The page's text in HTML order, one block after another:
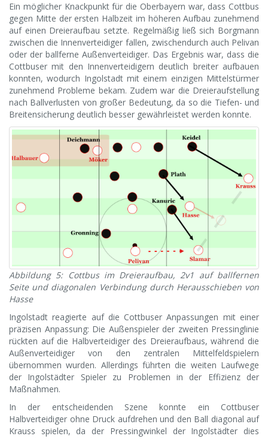
Ein möglicher Knackpunkt für die Oberbayern war, dass Cottbus
gegen Mitte der ersten Halbzeit im höheren Aufbau zunehmend
auf einen Dreieraufbau setzte. Regelmäßig ließ sich Borgmann
zwischen die Innenverteidiger fallen, zwischendurch auch Pelivan
oder der ballferne Außenverteidiger. Das Ergebnis war, dass die
Cottbuser mit den Innenverteidigern deutlich breiter aufbauen
konnten, wodurch Ingolstadt mit einem einzigen Mittelstürmer
zunehmend Probleme bekam. Zudem war die Dreieraufstellung
nach Ballverlusten von großer Bedeutung, da so die Tiefen- und
Breitensicherung deutlich besser gewährleistet werden konnte.
Abbildung 5: Cottbus im Dreieraufbau, 2v1 auf ballfernen
Seite und diagonalen Verbindung durch Herausschieben von
Hasse
Ingolstadt reagierte auf die Cottbuser Anpassungen mit einer
präzisen Anpassung: Die Außenspieler der zweiten Pressinglinie
rückten auf die Halbverteidiger des Dreieraufbaus, während die
Außenverteidiger von den zentralen Mittelfeldspielern
übernommen wurden. Allerdings führten die weiten Laufwege
der Ingolstädter Spieler zu Problemen in der Effizienz der
Maßnahmen.
In der entscheidenden Szene konnte ein Cottbuser
Halbverteidiger ohne Druck aufdrehen und den Ball diagonal auf
Krauss spielen, da der Pressingwinkel der Ingolstädter dies